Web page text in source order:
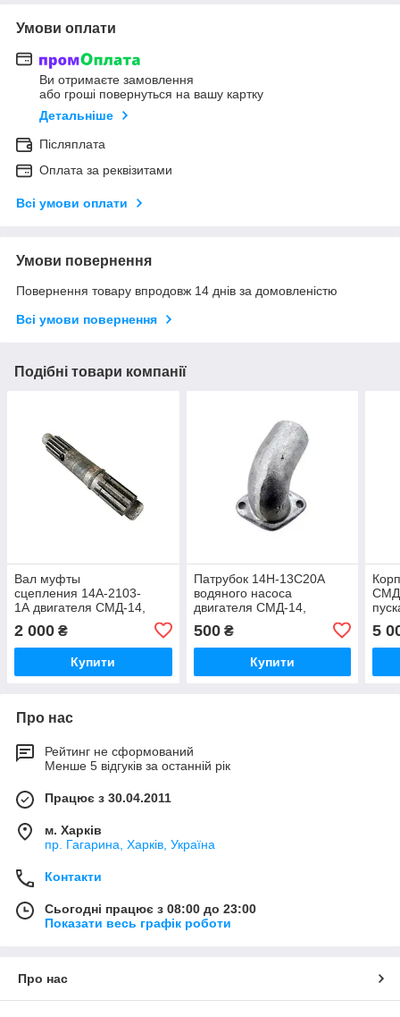
Умови оплати
Ви отримаєте замовлення
або гроші повернуться на вашу картку
Детальніше
Післяплата
Оплата за реквізитами
Всі умови оплати
Умови повернення
Повернення товару впродовж 14 днів за домовленістю
Всі умови повернення
Подібні товари компанії
Вал муфты
сцепления 14А-2103-
1А двигателя СМД-14,
СМД15, СМД-18, СМД-20,
СМД-22
2 000 ₴
Купити
Патрубок 14Н-13С20А
водяного насоса
двигателя СМД-14,
СМД-18Н.01,СМД-20,
СМД-21,СМД-22,СМД-23
500₴
Купити
5
Про нас
Рейтинг не сформований
Менше 5 відгуків за останній рік
Працює з 30.04.2011
м. Харків
пр. Гагарина, Харків, Україна
Контакти
Сьогодні працює з 08:00 до 23:00
Показати весь графік роботи
Про нас